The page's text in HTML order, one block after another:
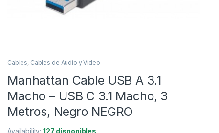
Cables, Cables de Audio y Video
Manhattan Cable USB A 3.1
Macho – USB C 3.1 Macho, 3
Metros, Negro NEGRO
Availability:127 disponibles